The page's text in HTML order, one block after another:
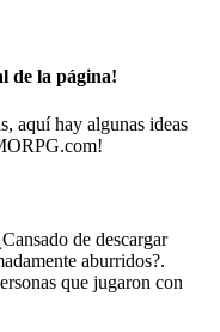
de la página!
aquí hay algunas ideas
de descargar
aburridos?.
que jugaron con